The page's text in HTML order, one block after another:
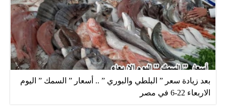
بعد زيادة سعر ” البلطي والبوري ” .. أسعار ” السمك ” اليوم
الاربعاء 22-6 في مصر